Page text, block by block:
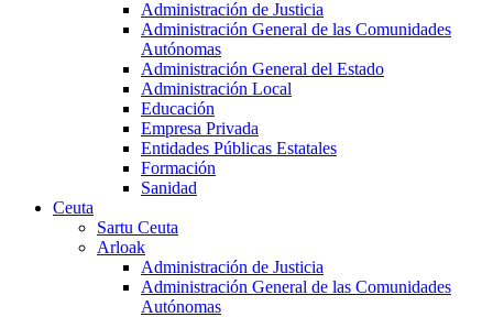
Administración de Justicia
Administración General de las Comunidades
Autónomas
Administración General del Estado
Administración Local
Educación
Empresa Privada
Entidades Públicas Estatales
Formación
Sanidad
Ceuta
Sartu Ceuta
Arloak
Administración de Justicia
Administración General de las Comunidades
Autónomas